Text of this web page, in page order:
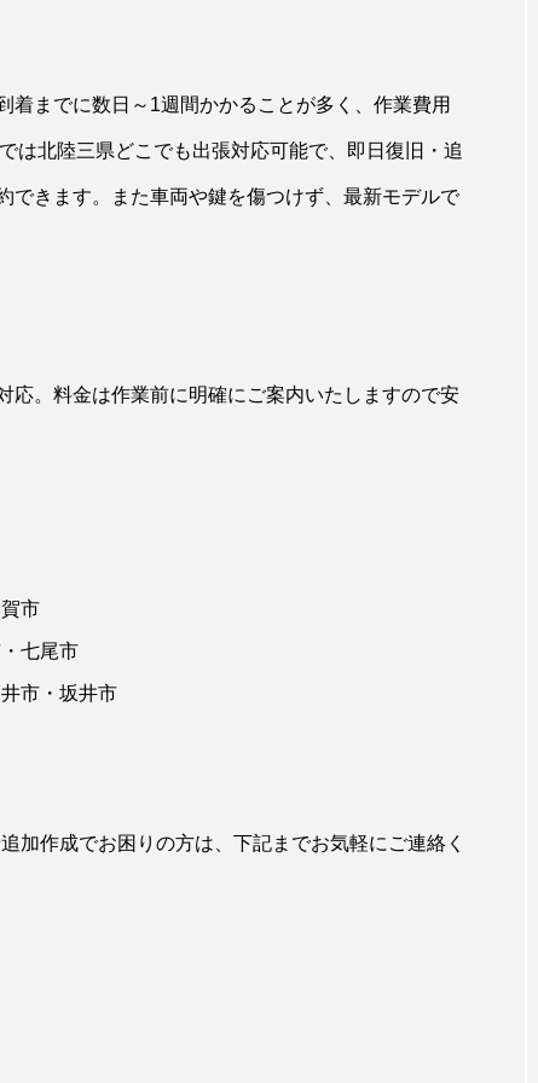
着までに数日～1週間かかることが多く、作業費用
は北陸三県どこでも出張対応可能で、即日復旧・追
できます。また車両や鍵を傷つけず、最新モデルで
応。料金は作業前に明確にご案内いたしますので安
市
七尾市
市・坂井市
加作成でお困りの方は、下記までお気軽にご連絡く